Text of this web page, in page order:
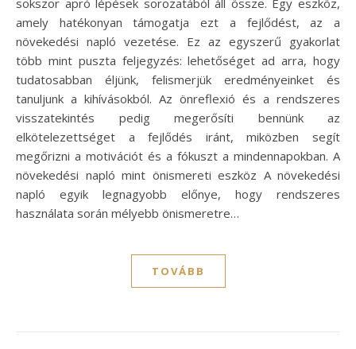
amely hatékonyan támogatja ezt a fejlődést, az a
növekedési napló vezetése. Ez az egyszerű gyakorlat
több mint puszta feljegyzés: lehetőséget ad arra, hogy
tudatosabban éljünk, felismerjük eredményeinket és
tanuljunk a kihívásokból. Az önreflexió és a rendszeres
visszatekintés pedig megerősíti bennünk az
elkötelezettséget a fejlődés iránt, miközben segít
megőrizni a motivációt és a fókuszt a mindennapokban. A
növekedési napló mint önismereti eszköz A növekedési
napló egyik legnagyobb előnye, hogy rendszeres
használata során mélyebb önismeretre…
TOVÁBB